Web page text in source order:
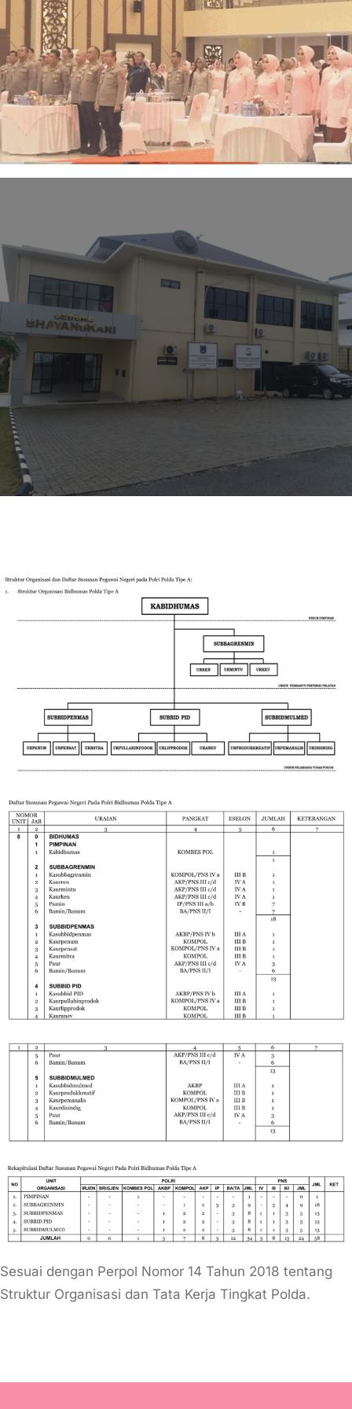
Sesuai dengan Perpol Nomor 14 Tahun 2018 tentang
Struktur Organisasi dan Tata Kerja Tingkat Polda.